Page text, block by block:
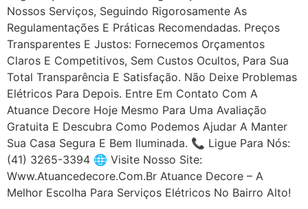
Nossos Serviços, Seguindo Rigorosamente As
Regulamentações E Práticas Recomendadas. Preços
Transparentes E Justos: Fornecemos Orçamentos
Claros E Competitivos, Sem Custos Ocultos, Para Sua
Total Transparência E Satisfação. Não Deixe Problemas
Elétricos Para Depois. Entre Em Contato Com A
Atuance Decore Hoje Mesmo Para Uma Avaliação
Gratuita E Descubra Como Podemos Ajudar A Manter
Sua Casa Segura E Bem Iluminada. 📞 Ligue Para Nós:
(41) 3265-3394 🌐 Visite Nosso Site:
Www.atuancedecore.com.br Atuance Decore – A
Melhor Escolha Para Serviços Elétricos No Bairro Alto!